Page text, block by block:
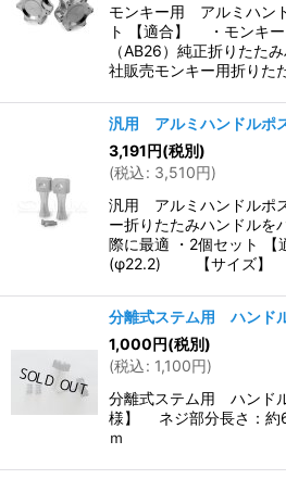
モンキー用 アルミハン
ト 【適合】 ・モンキー
（AB26）純正折りたた
社販売モンキー用折りた
汎用 アルミハンドル
3,191円(税別)
(税込: 3,510円)
汎用 アルミハンドルポ
ー折りたたみハンドルを
際に最適 ・2個セット
(φ22.2) 【サイズ】
分離式ステム用 ハンド
1,000円(税別)
(税込: 1,100円)
分離式ステム用 ハンド
様】 ネジ部分長さ：約
ｍ